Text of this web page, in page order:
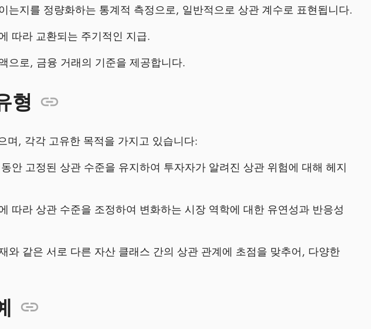
는지를 정량화하는 통계적 측정으로, 일반적으로 상관 계수로 표현됩니다.
따라 교환되는 주기적인 지급.
으로, 금융 거래의 기준을 제공합니다.
형
며, 각각 고유한 목적을 가지고 있습니다:
안 고정된 상관 수준을 유지하여 투자자가 알려진 상관 위험에 대해 헤지
따라 상관 수준을 조정하여 변화하는 시장 역학에 대한 유연성과 반응성
와 같은 서로 다른 자산 클래스 간의 상관 관계에 초점을 맞추어, 다양한